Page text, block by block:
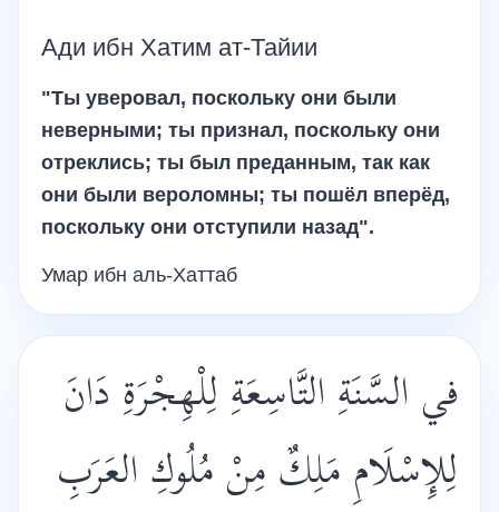
Ади ибн Хатим ат-Тайии
"Ты уверовал, поскольку они были
неверными; ты признал, поскольку они
отреклись; ты был преданным, так как
они были вероломны; ты пошёл вперёд,
поскольку они отступили назад".
Умар ибн аль-Хаттаб
في السَّنَةِ التَّاسِعَةِ لِلْهِجْرَةِ دَانَ
لِلإِسْلَامِ مَلِكٌ مِنْ مُلُوكِ العَرَبِ